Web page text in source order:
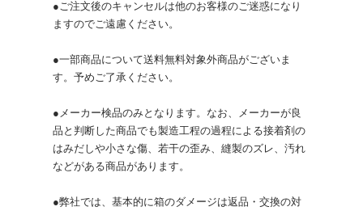
●ご注文後のキャンセルは他のお客様のご迷惑になり
ますのでご遠慮ください。
●一部商品について送料無料対象外商品がございま
す。予めご了承ください。
●メーカー検品のみとなります。なお、メーカーが良
品と判断した商品でも製造工程の過程による接着剤の
はみだしや小さな傷、若干の歪み、縫製のズレ、汚れ
などがある商品があります。
●弊社では、基本的に箱のダメージは返品・交換の対